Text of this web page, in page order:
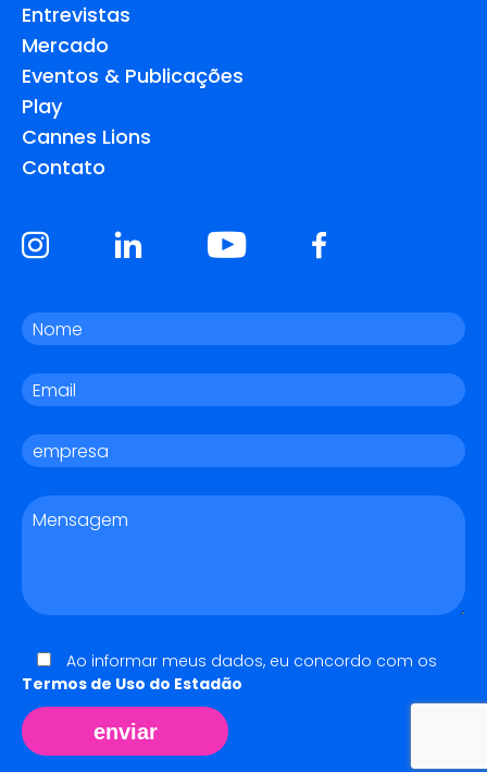
Entrevistas
Mercado
Eventos & Publicações
Play
Cannes Lions
Contato
Ao informar meus dados, eu concordo com os
Termos de Uso do Estadão